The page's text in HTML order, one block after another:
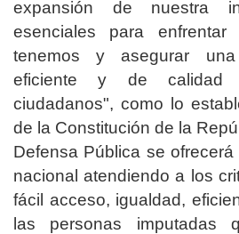
expansión de nuestra
esenciales para
tenemos y asegurar
eficiente y de calidad
ciudadanos", como lo
de la Constitución de la
Defensa Pública se
nacional atendiendo a los
fácil acceso, igualdad,
las personas imputadas